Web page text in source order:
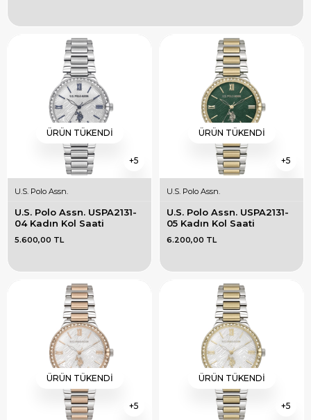
5
ÜRÜN TÜKENDI
U.S. Polo Assn.
U.S. Polo Assn. USPA2131-
04 Kadın Kol Saati
5.600,00 TL
5
ÜRÜN TÜKENDI
U.S. Polo Assn.
U.S. Polo Assn. USPA2131-
05 Kadın Kol Saati
6.200,00 TL
5
ÜRÜN TÜKENDI
5
ÜRÜN TÜKENDI